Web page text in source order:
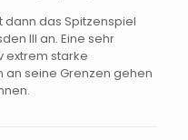
das Spitzenspiel
III an. Eine sehr
extrem starke
an seine Grenzen gehen